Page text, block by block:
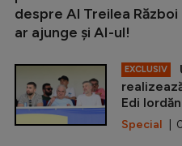
despre Al Treilea
ar ajunge și AI-ul!
EXCLUSIV
Edi
Special |